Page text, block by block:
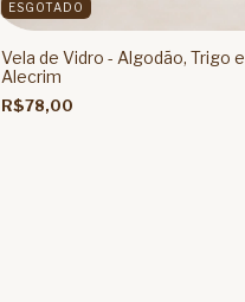
ESGOTADO
Vela de Vidro - Algodão, Trigo e
Alecrim
R$78,00